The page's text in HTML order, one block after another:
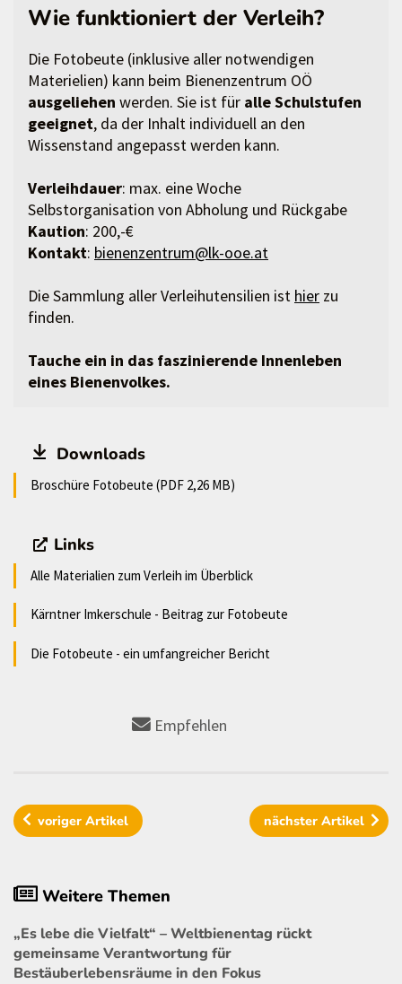
Wie funktioniert der Verleih?
Die Fotobeute (inklusive aller notwendigen
Materielien) kann beim Bienenzentrum OÖ
ausgeliehen werden. Sie ist für alle Schulstufen
geeignet, da der Inhalt individuell an den
Wissenstand angepasst werden kann.
Verleihdauer: max. eine Woche
Selbstorganisation von Abholung und Rückgabe
Kaution: 200,-€
Kontakt: bienenzentrum@lk-ooe.at
Die Sammlung aller Verleihutensilien ist hier zu
finden.
Tauche ein in das faszinierende Innenleben
eines Bienenvolkes.
Downloads
Broschüre Fotobeute (PDF 2,26 MB)
Links
Alle Materialien zum Verleih im Überblick
Kärntner Imkerschule - Beitrag zur Fotobeute
Die Fotobeute - ein umfangreicher Bericht
Empfehlen
vorigerArtikel nächster Artikel
Weitere Themen
„Es lebe die Vielfalt“ – Weltbienentag rückt
gemeinsame Verantwortung für
Bestäuberlebensräume in den Fokus